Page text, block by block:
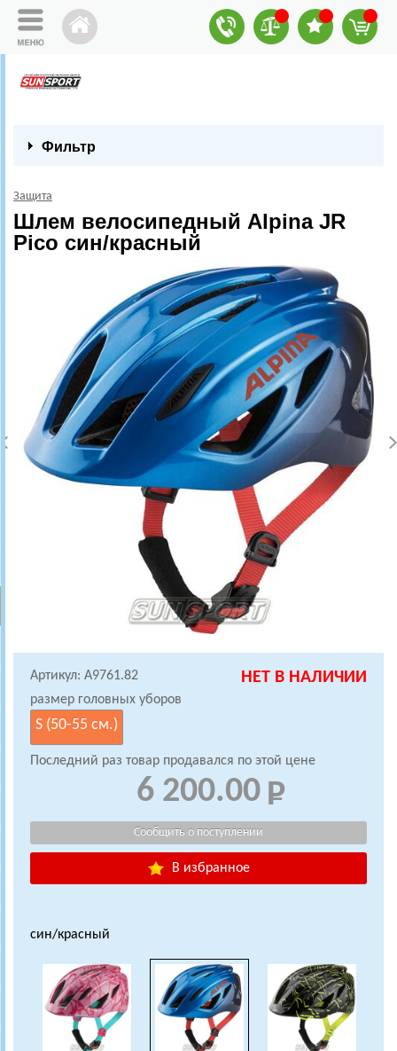
Фильтр
Защита
Шлем велосипедный Alpina JR
Pico син/красный
Артикул: A9761.82 НЕТ В НАЛИЧИИ
размер головных уборов
S (50-55 см.)
Последний раз товар продавался по этой цене
6 200.00
В избранное
син/красный